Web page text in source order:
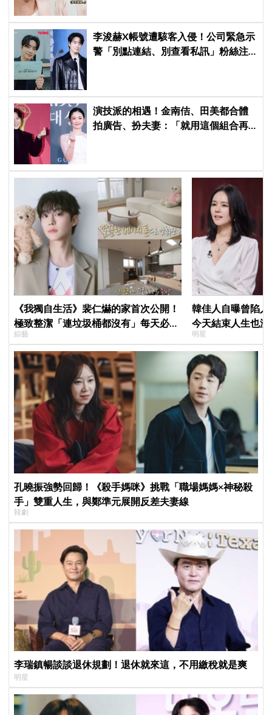
李浚赫X帳號遭駭客入侵！公司緊急示
警「別點連結、別查看私訊」粉絲注
演技派的相遇！金南佶、田美都合體
拍廣告、扮夫妻：「就用這個組合再
《我獨自生活》裴仁爀的家首次公開！
極致整潔「連垃圾桶都沒有」每天必做
一件事
綜藝
韓佳人自曝曾陷
今天結束人生也
YouTube重拾生
明星
孔曉振強勢回歸！《殺手媽咪》挑戰「職場媽媽×神秘殺
手」雙重人生，與鄭準元展開反差夫妻線
韓劇
李瑞鎮暢談談退休規劃！退休就來這，不用繳稅就是爽
明星